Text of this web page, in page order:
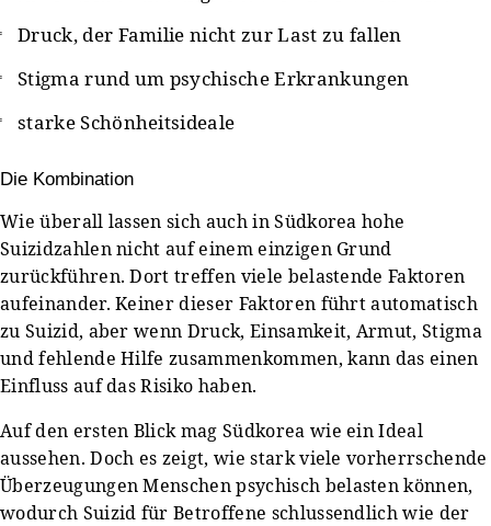
Druck, der Familie nicht zur Last zu fallen
Stigma rund um psychische Erkrankungen
starke Schönheitsideale
Die Kombination
Wie überall lassen sich auch in Südkorea hohe
Suizidzahlen nicht auf einem einzigen Grund
zurückführen. Dort treffen viele belastende Faktoren
aufeinander. Keiner dieser Faktoren führt automatisch
zu Suizid, aber wenn Druck, Einsamkeit, Armut, Stigma
und fehlende Hilfe zusammenkommen, kann das einen
Einfluss auf das Risiko haben.
Auf den ersten Blick mag Südkorea wie ein Ideal
aussehen. Doch es zeigt, wie stark viele vorherrschende
Überzeugungen Menschen psychisch belasten können,
wodurch Suizid für Betroffene schlussendlich wie der